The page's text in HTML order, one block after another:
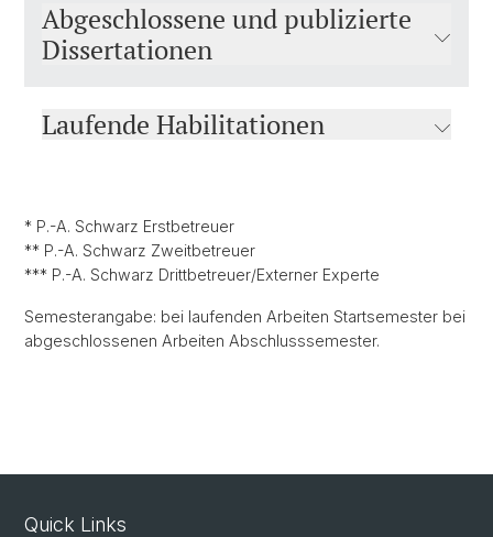
Abgeschlossene und publizierte
Dissertationen
Laufende Habilitationen
* P.-A. Schwarz Erstbetreuer
** P.-A. Schwarz Zweitbetreuer
*** P.-A. Schwarz Drittbetreuer/Externer Experte
Semesterangabe: bei laufenden Arbeiten Startsemester bei
abgeschlossenen Arbeiten Abschlusssemester.
Quick Links